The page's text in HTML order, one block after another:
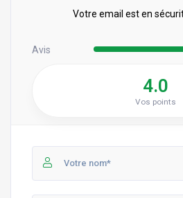
Votre email est en
Avis
4.0
Vos points